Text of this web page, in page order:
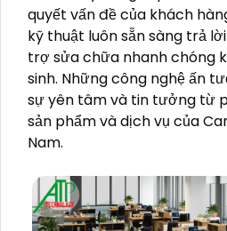
quyết vấn đề của khách
kỹ thuật luôn sẵn sàng trả
trợ sửa chữa nhanh chóng
sinh. Những công nghệ ấn
sự yên tâm và tin tưởng từ
sản phẩm và dịch vụ của
Nam.